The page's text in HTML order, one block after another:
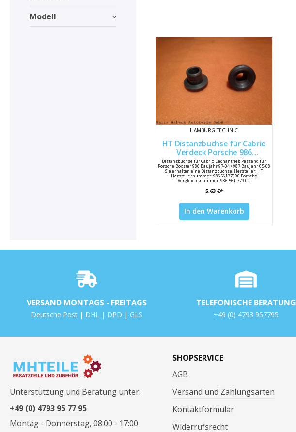
Modell
HAMBURG-TECHNIC
HT Distanzbuchse für Cabrio
Verdeck Porsche 986
9865617790
Distanzbuchse für Cabrio Dachantrieb Passend für
Porsche Boxster 986 Baujahr 97-04 / 987 Baujahr 05-08
Sie erhalten eine Distanzbuchse. Hersteller: HT
Herstellernummer: 98656177900 Porsche
Vergleichsnummer: 986 561 779 00
5,63 €*
In den Warenkorb
VERSAND MONTAGS - FREITAGS
Deutsche Post | DHL | DPD | GLS
TELEFONISCHE BERATUNG
+49 (0) 4793 957795
Unterstützung und Beratung unter:
+49 (0) 4793 95 77 95
Montag - Donnerstag, 08:00 - 17:00
SHOPSERVICE
AGB
Versand und Zahlungsarten
Kontaktformular
Widerrufsrecht